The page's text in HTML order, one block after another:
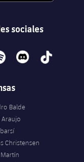
sociales
discord tiktok
Balde
Araujo
Christensen